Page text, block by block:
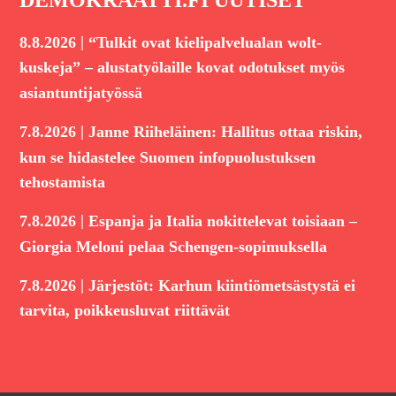
8.8.2026 | “Tulkit ovat kielipalvelualan wolt-
kuskeja” – alustatyölaille kovat odotukset myös
asiantuntijatyössä
7.8.2026 |Janne Riiheläinen: Hallitus ottaa riskin,
kun se hidastelee Suomen infopuolustuksen
tehostamista
7.8.2026 |Espanja ja Italia nokittelevat toisiaan –
Giorgia Meloni pelaa Schengen-sopimuksella
7.8.2026 |Järjestöt: Karhun kiintiömetsästystä ei
tarvita, poikkeusluvat riittävät